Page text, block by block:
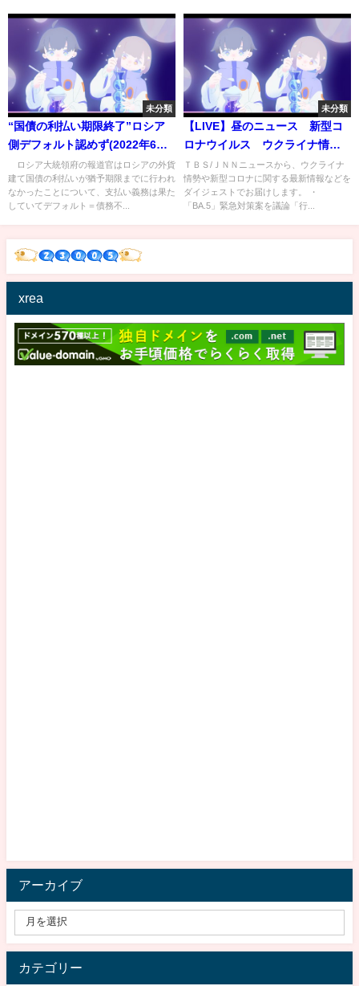
未分類
“国債の利払い期限終了”ロシア
側デフォルト認めず(2022年6月
28日)
ロシア大統領府の報道官はロシアの外貨
建て国債の利払いが猶予期限までに行われ
なかったことについて、支払い義務は果た
していてデフォルト＝債務不...
未分類
【LIVE】昼のニュース 新型コ
ロナウイルス ウクライナ情勢
など | TBS NEWS DIG（7月14
日）
ＴＢＳ/ＪＮＮニュースから、ウクライナ
情勢や新型コロナに関する最新情報などを
ダイジェストでお届けします。 ・
「BA.5」緊急対策案を議論「行...
xrea
アーカイブ
カテゴリー